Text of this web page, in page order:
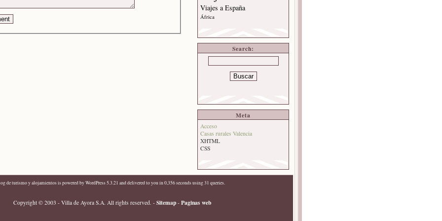
Viajes a España
África
Search:
Meta
Acceso
Casas rurales Valencia
XHTML
CSS
de turismo y alojamientosis powered byWordPress 5.3.21 and delivered to you in 0,356 seconds using 31 queries.
Copyright © 2003 - Villa de Ayora S.A. All rights reserved. - Sitemap - Paginas web